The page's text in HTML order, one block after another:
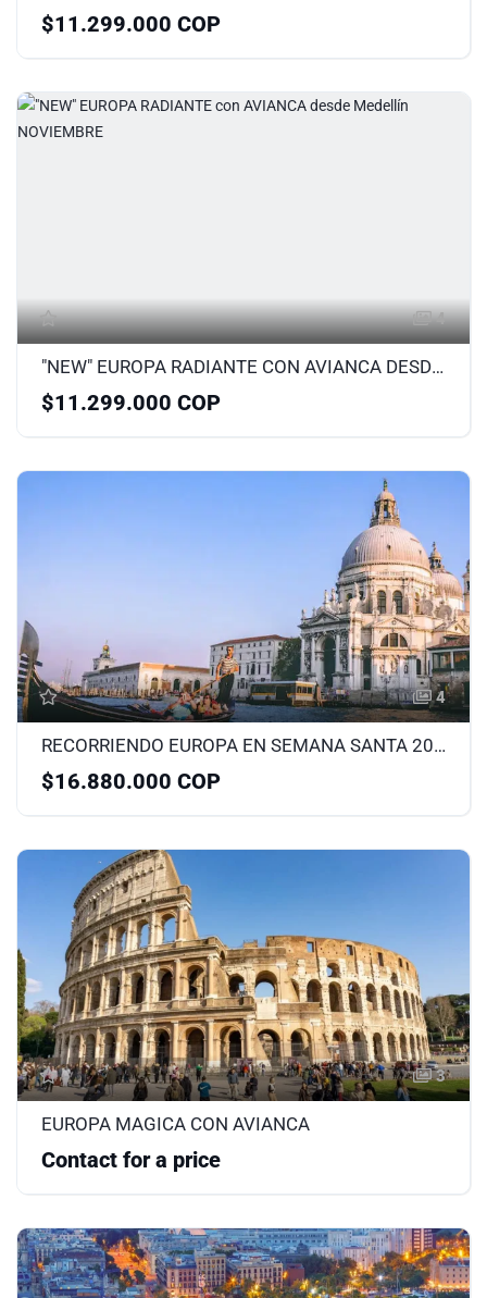
$11.299.000 COP
4
"NEW" EUROPA RADIANTE CON AVIANCA DESDE MEDELLÍN NOVIEMBRE
$11.299.000 COP
4
RECORRIENDO EUROPA EN SEMANA SANTA 2026
$16.880.000 COP
3
EUROPA MAGICA CON AVIANCA
Contact for a price